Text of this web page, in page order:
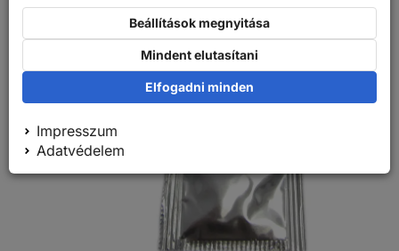
Beállítások megnyitása
Mindent elutasítani
Elfogadni minden
Impresszum
Adatvédelem